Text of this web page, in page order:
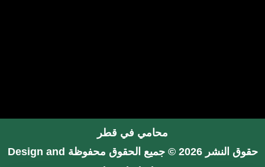
محامي في قطر
حقوق النشر 2026 © جميع الحقوق محفوظة
Design and